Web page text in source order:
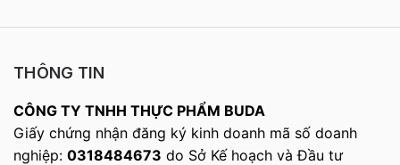
THÔNG TIN
CÔNG TY TNHH THỰC PHẨM BUDA
Giấy chứng nhận đăng ký kinh doanh mã số doanh
nghiệp: 0318484673 do Sở Kế hoạch và Đầu tư